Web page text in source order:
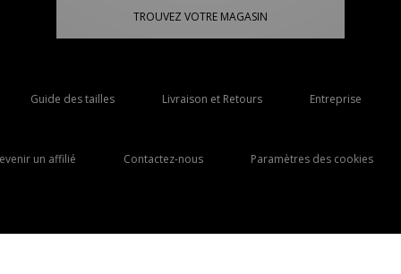
TROUVEZ VOTRE MAGASIN
Guide des tailles Livraison et Retours Entreprise
un affilié Contactez-nous Paramètres des cookies